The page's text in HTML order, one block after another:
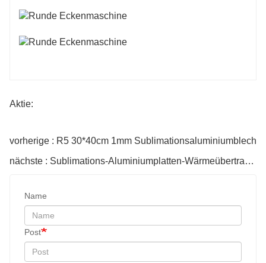
Aktie:
vorherige : R5 30*40cm 1mm Sublimationsaluminiumblech
nächste : Sublimations-Aluminiumplatten-Wärmeübertragungsdrucker
Name
Post